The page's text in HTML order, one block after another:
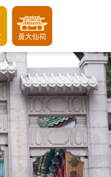
黃大仙祠